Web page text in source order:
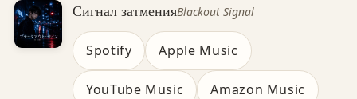
Сигнал затменияBlackout Signal
Spotify Apple Music
YouTube Music Amazon Music